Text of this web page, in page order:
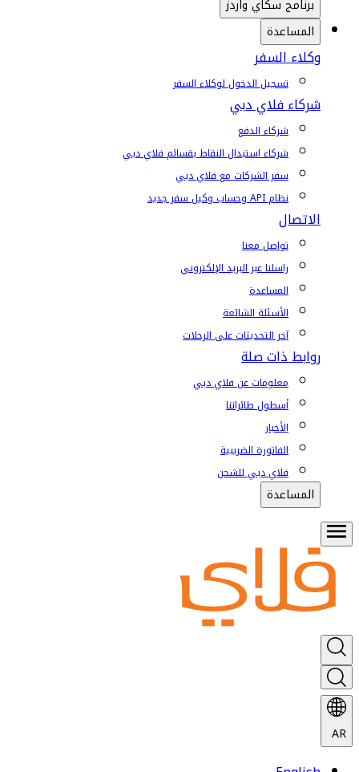
برنامج سكاي واردز
المساعدة
وكلاء السفر
تسجيل الدخول لوكلاء السفر
شركاء فلاي دبي
شركاء الدفع
شركاء استبدال النقاط بقسائم فلاي دبي
سفر الشركات مع فلاي دبي
نظام API وحساب وكيل سفر جديد
الاتصال
تواصل معنا
راسلنا عبر البريد الإلكتروني
المساعدة
الأسئلة الشائعة
آخر التحديثات على الرحلات
روابط ذات صلة
معلومات عن فلاي دبي
أسطول طائراتنا
الأخبار
الفاتورة الضريبية
فلاي دبي للشحن
المساعدة
AR